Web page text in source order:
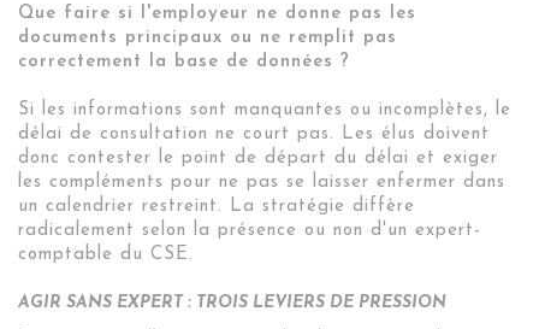
Que faire si l'employeur ne donne pas les
documents principaux ou ne remplit pas
correctement la base de données ?
Si les informations sont manquantes ou incomplètes, le
délai de consultation ne court pas .
Les élus doivent
donc contester le point de départ du délai et exiger
les compléments pour ne pas se laisser enfermer dans
un calendrier restreint. La stratégie diffère
radicalement selon la présence ou non d'un expert-
comptable du CSE .
AGIR SANS EXPERT : TROIS LEVIERS DE PRESSION